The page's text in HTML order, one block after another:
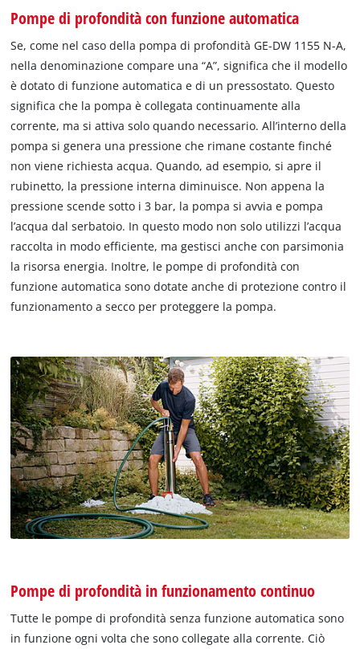
Pompe di profondità con funzione automatica
Se, come nel caso della pompa di profondità GE-DW 1155 N-A,
nella denominazione compare una “A”, significa che il modello
è dotato di funzione automatica e di un pressostato. Questo
significa che la pompa è collegata continuamente alla
corrente, ma si attiva solo quando necessario. All’interno della
pompa si genera una pressione che rimane costante finché
non viene richiesta acqua. Quando, ad esempio, si apre il
rubinetto, la pressione interna diminuisce. Non appena la
pressione scende sotto i 3 bar, la pompa si avvia e pompa
l’acqua dal serbatoio. In questo modo non solo utilizzi l’acqua
raccolta in modo efficiente, ma gestisci anche con parsimonia
la risorsa energia. Inoltre, le pompe di profondità con
funzione automatica sono dotate anche di protezione contro il
funzionamento a secco per proteggere la pompa.
Pompe di profondità in funzionamento continuo
Tutte le pompe di profondità senza funzione automatica sono
in funzione ogni volta che sono collegate alla corrente. Ciò